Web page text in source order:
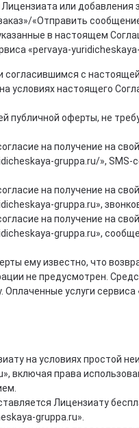
или добавления
«Отправить
в настоящем
«pervaya-
с
условиях настоящего
оферты, не
на получение на
gruppa.ru/»,
на получение на
gruppa.ru»,
на получение на
gruppa.ru»,
ему известно, что
не предусмотрен.
услуги
на условиях простой
включая права
Лицензиату
gruppa.ru».